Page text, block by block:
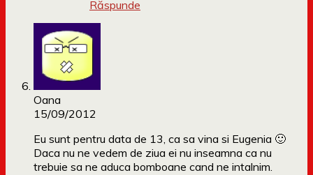
Răspunde
Oana
15/09/2012
Eu sunt pentru data de 13, ca sa vina si Eugenia 🙂
Daca nu ne vedem de ziua ei nu inseamna ca nu
trebuie sa ne aduca bomboane cand ne intalnim.